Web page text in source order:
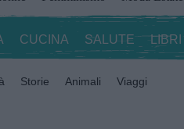
CUCINA SALUTE LIBRI
Storie Animali Viaggi